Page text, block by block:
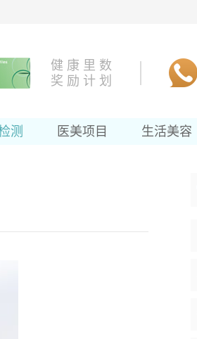
健 康 里 数
奖 励 计 划
测 医美项目 生活美容